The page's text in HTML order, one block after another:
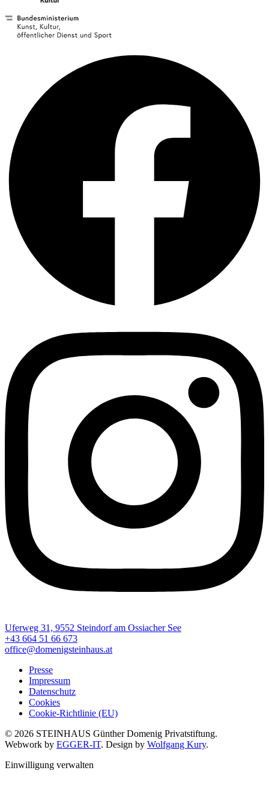
Uferweg 31, 9552 Steindorf am Ossiacher See
+43 664 51 66 673
office@domenigsteinhaus.at
Presse
Impressum
Datenschutz
Cookies
Cookie-Richtlinie (EU)
© 2026 STEINHAUS Günther Domenig Privatstiftung.
Webwork by EGGER-IT. Design by Wolfgang Kury.
Einwilligung verwalten